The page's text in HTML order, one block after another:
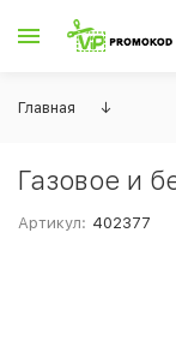
Главная ↓
Газовое и
Артикул: 402377